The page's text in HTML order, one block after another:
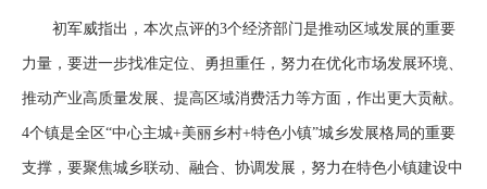
初军威指出，本次点评的3个经济部门是推动区域发展的重要
力量，要进一步找准定位、勇担重任，努力在优化市场发展环境、
推动产业高质量发展、提高区域消费活力等方面，作出更大贡献。
4个镇是全区“中心主城+美丽乡村+特色小镇”城乡发展格局的重要
支撑，要聚焦城乡联动、融合、协调发展，努力在特色小镇建设中